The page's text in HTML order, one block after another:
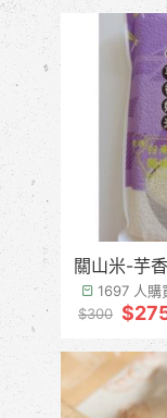
關山米-芋
1697 人購
$300